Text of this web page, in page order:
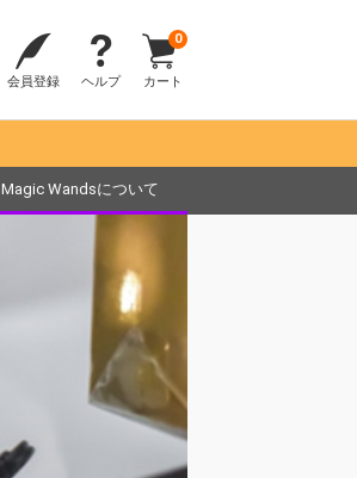
会員登録 ヘルプ カート
0
Magic Wandsについて